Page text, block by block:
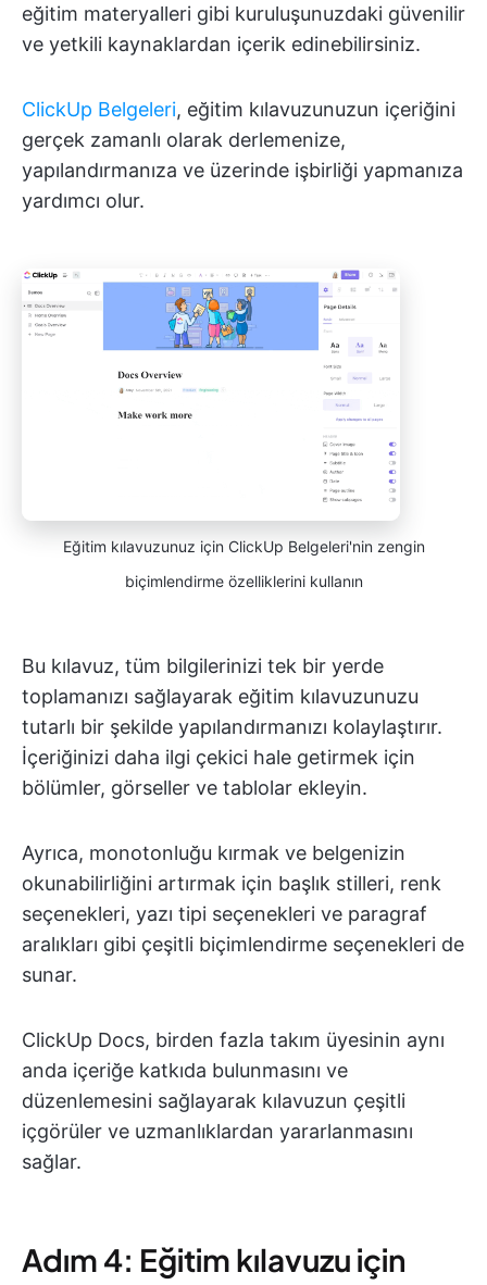
eğitim materyalleri gibi kuruluşunuzdaki güvenilir
ve yetkili kaynaklardan içerik edinebilirsiniz.
ClickUp Belgeleri, eğitim kılavuzunuzun içeriğini
gerçek zamanlı olarak derlemenize,
yapılandırmanıza ve üzerinde işbirliği yapmanıza
yardımcı olur.
Eğitim kılavuzunuz için ClickUp Belgeleri'nin zengin
biçimlendirme özelliklerini kullanın
Bu kılavuz, tüm bilgilerinizi tek bir yerde
toplamanızı sağlayarak eğitim kılavuzunuzu
tutarlı bir şekilde yapılandırmanızı kolaylaştırır.
İçeriğinizi daha ilgi çekici hale getirmek için
bölümler, görseller ve tablolar ekleyin.
Ayrıca, monotonluğu kırmak ve belgenizin
okunabilirliğini artırmak için başlık stilleri, renk
seçenekleri, yazı tipi seçenekleri ve paragraf
aralıkları gibi çeşitli biçimlendirme seçenekleri de
sunar.
ClickUp Docs, birden fazla takım üyesinin aynı
anda içeriğe katkıda bulunmasını ve
düzenlemesini sağlayarak kılavuzun çeşitli
içgörüler ve uzmanlıklardan yararlanmasını
sağlar.
Adım 4: Eğitim kılavuzu için